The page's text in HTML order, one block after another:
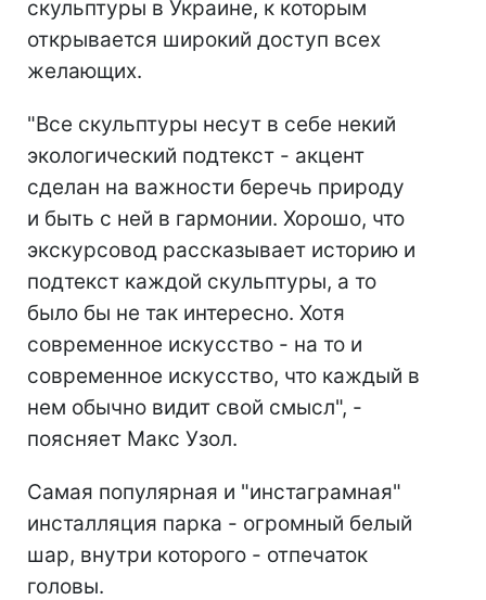
скульптуры в Украине, к которым
открывается широкий доступ всех
желающих.
"Все скульптуры несут в себе некий
экологический подтекст - акцент
сделан на важности беречь природу
и быть с ней в гармонии. Хорошо, что
экскурсовод рассказывает историю и
подтекст каждой скульптуры, а то
было бы не так интересно. Хотя
современное искусство - на то и
современное искусство, что каждый в
нем обычно видит свой смысл", -
поясняет Макс Узол.
Самая популярная и "инстаграмная"
инсталляция парка - огромный белый
шар, внутри которого - отпечаток
головы.